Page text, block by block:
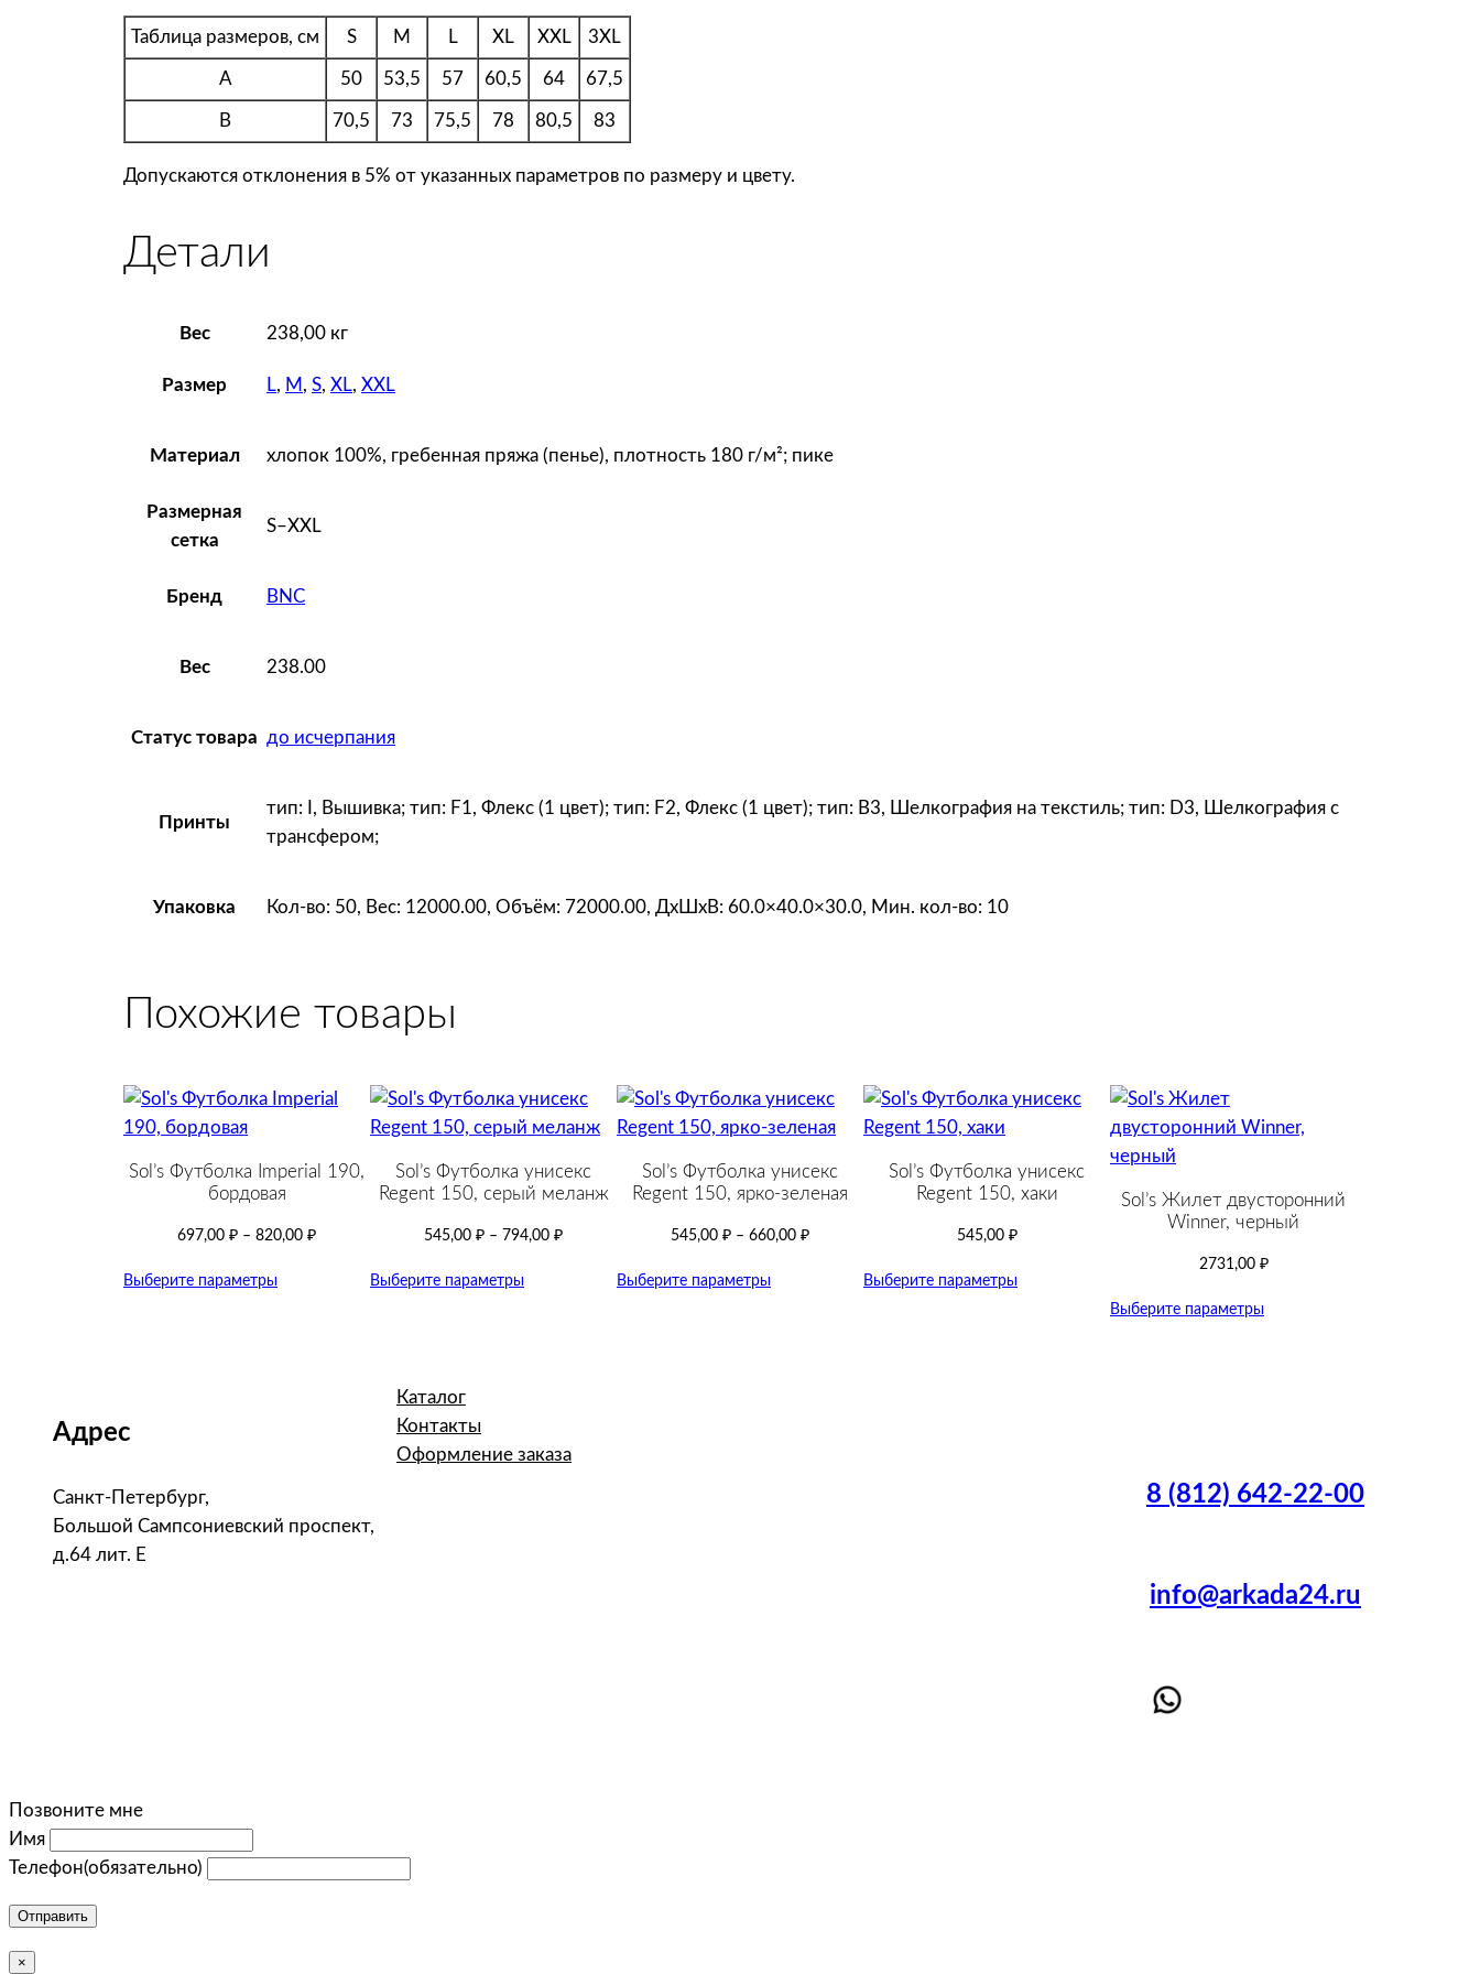
п
з
о
Таблица размеров, см S M L XL XXL 3XL
A 50 53,5 57 60,5 64 67,5
B 70,5 73 75,5 78 80,5 83
Допускаются отклонения в 5% от указанных параметров по размеру и цвету.
Детали
Вес 238,00 кг
Размер L, M , S, XL, XXL
Материал хлопок 100%, гребенная пряжа (пенье), плотность 180 г/м²; пике
Размерная
сетка
S–XXL
Бренд BNC
Вес 238.00
Статус товара до исчерпания
Принты
тип: I, Вышивка; тип: F1, Флекс (1 цвет); тип: F2, Флекс (1 цвет); тип: B3, Шелкография на текстиль; тип: D3, Шелкография с
трансфером;
Упаковка Кол-во: 50, Вес: 12000.00, Объём: 72000.00, ДxШxВ: 60.0×40.0×30.0, Мин. кол-во: 10
Похожие товары
Sol’s Футболка Imperial 190,
бордовая
697,00 ₽ – 820,00 ₽
Выберите параметры
Sol’s Футболка унисекс
Regent 150, серый меланж
545,00 ₽ – 794,00 ₽
Выберите параметры
Sol’s Футболка унисекс
Regent 150, ярко-зеленая
545,00 ₽ – 660,00 ₽
Выберите параметры
Sol’s Футболка унисекс
Regent 150, хаки
545,00 ₽
Выберите параметры
Sol’s Жилет двусторонний
Winner, черный
2731,00 ₽
Выберите параметры
Адрес
Санкт-Петербург,
Большой Сампсониевский проспект,
д.64 лит. Е
Каталог
Контакты
Оформление заказа
8 (812) 642-22-00
info@arkada24.ru
Позвоните мне
Имя
Телефон(обязательно)
Отправить
×